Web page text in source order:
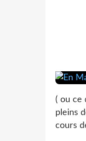
( ou ce
pleins
cours